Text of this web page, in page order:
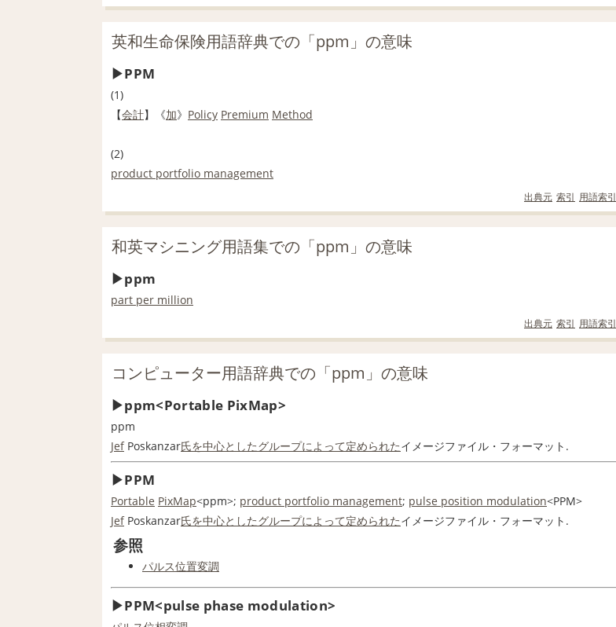
英和生命保険用語辞典での「ppm」の意味
PPM
(1)
【会計】《加》 Policy Premium Method
(2)
product portfolio management
出典元 索引 用語索引
和英マシニング用語集での「ppm」の意味
ppm
part per million
出典元 索引 用語索引
コンピューター用語辞典での「ppm」の意味
ppm<Portable PixMap>
ppm
JefPoskanzar氏を中心としたグループによって定められたイメージファイル・フォーマット.
PPM
Portable PixMap<ppm>; product portfolio management; pulse position modulation<PPM>
JefPoskanzar氏を中心としたグループによって定められたイメージファイル・フォーマット.
参照
パルス位置変調
PPM<pulse phase modulation>